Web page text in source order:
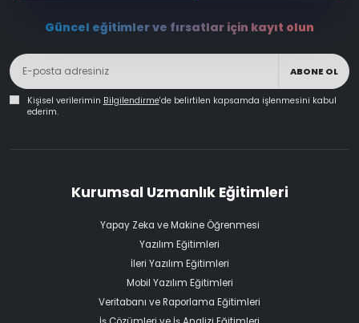
Güncel eğitimler ve fırsatlar için kayıt olun
ABONE OL
Kişisel verilerimin Bilgilendirme'de belirtilen kapsamda işlenmesini kabul
ederim.
Kurumsal Uzmanlık Eğitimleri
Yapay Zeka ve Makine Öğrenmesi
Yazılım Eğitimleri
İleri Yazılım Eğitimleri
Mobil Yazılım Eğitimleri
Veritabanı ve Raporlama Eğitimleri